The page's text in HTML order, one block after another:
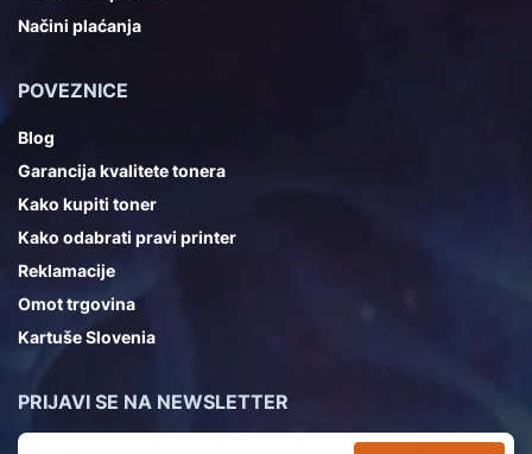
Načini plaćanja
POVEZNICE
Blog
Garancija kvalitete tonera
Kako kupiti toner
Kako odabrati pravi printer
Reklamacije
Omot trgovina
Kartuše Slovenia
PRIJAVI SE NA NEWSLETTER